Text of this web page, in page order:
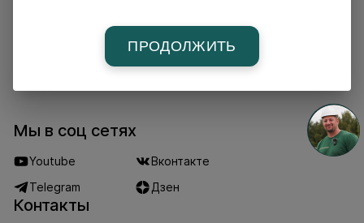
О компании
Команда
Поселки-партнеры
Контакты
Мы в соц сетях
Youtube
Вконтакте
Telegram
Дзен
Контакты
ПРОДОЛЖИТЬ